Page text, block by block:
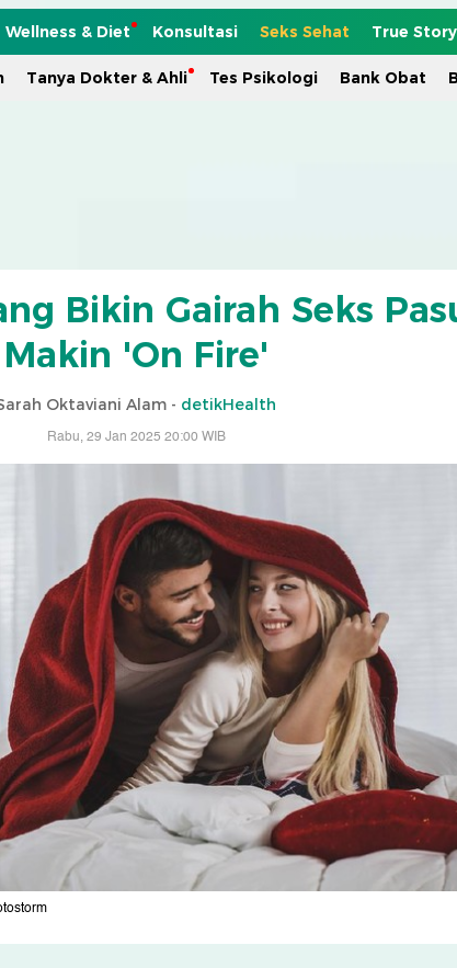
Wellness & Diet Konsultasi Seks Sehat True Story
Tanya Dokter & Ahli Tes Psikologi Bank Obat
Bikin Gairah Seks
Makin 'On Fire'
Oktaviani Alam - detikHealth
Rabu, 29 Jan 2025 20:00 WIB